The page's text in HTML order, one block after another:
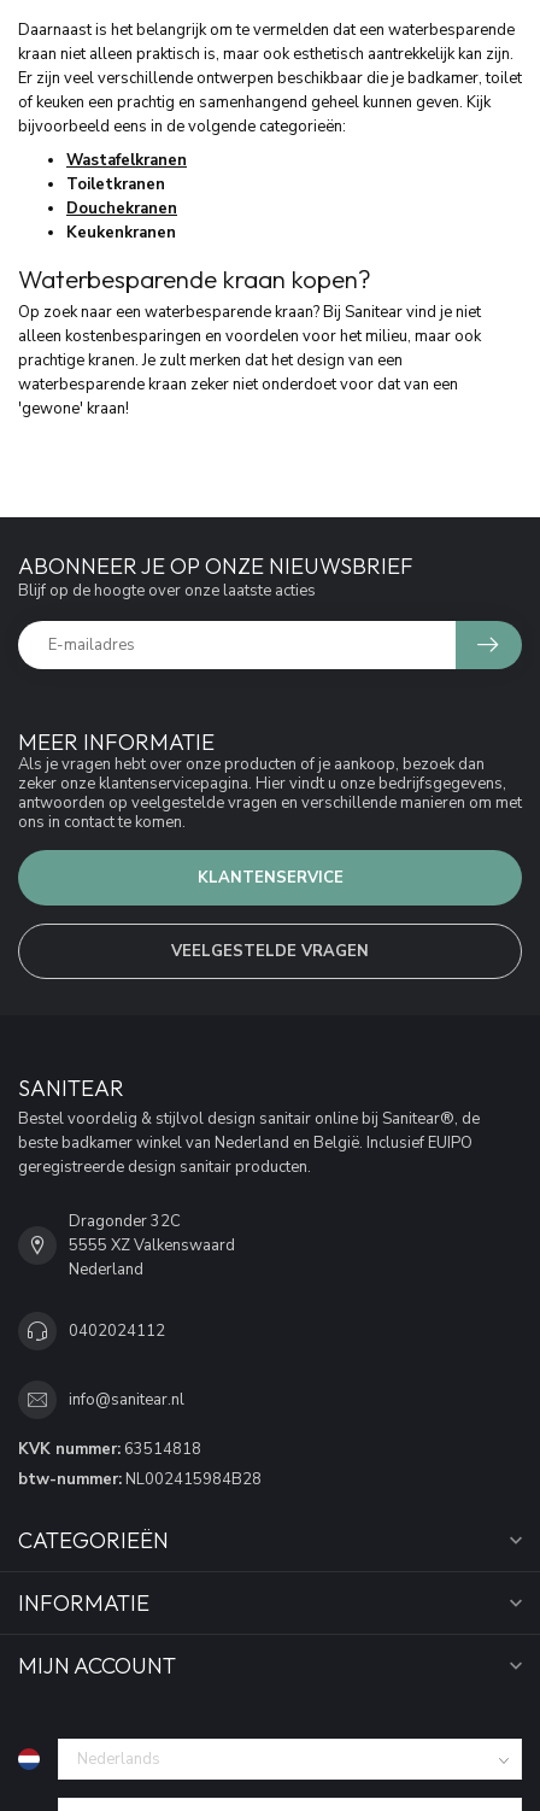
Daarnaast is het belangrijk om te vermelden dat een waterbesparende
kraan niet alleen praktisch is, maar ook esthetisch aantrekkelijk kan zijn.
Er zijn veel verschillende ontwerpen beschikbaar die je badkamer, toilet
of keuken een prachtig en samenhangend geheel kunnen geven. Kijk
bijvoorbeeld eens in de volgende categorieën:
Wastafelkranen
Toiletkranen
Douchekranen
Keukenkranen
Waterbesparende kraan kopen?
Op zoek naar een waterbesparende kraan? Bij Sanitear vind je niet
alleen kostenbesparingen en voordelen voor het milieu, maar ook
prachtige kranen. Je zult merken dat het design van een
waterbesparende kraan zeker niet onderdoet voor dat van een
'gewone' kraan!
MEER INFORMATIE
Als je vragen hebt over onze producten of je aankoop, bezoek dan
zeker onze klantenservicepagina. Hier vindt u onze bedrijfsgegevens,
antwoorden op veelgestelde vragen en verschillende manieren om met
ons in contact te komen.
KLANTENSERVICE
VEELGESTELDE VRAGEN
ABONNEER JE OP ONZE NIEUWSBRIEF
Blijf op de hoogte over onze laatste acties
SANITEAR
Bestel voordelig & stijlvol design sanitair online bij Sanitear®, de
beste badkamer winkel van Nederland en België. Inclusief EUIPO
geregistreerde design sanitair producten.
Dragonder 32C
5555 XZ Valkenswaard
Nederland
0402024112
info@sanitear.nl
KVK nummer: 63514818
btw-nummer: NL002415984B28
CATEGORIEËN
INFORMATIE
MIJN ACCOUNT